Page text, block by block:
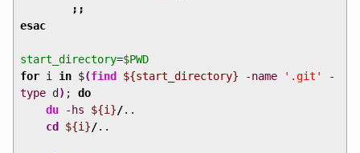
;;
esac
start_directory=$PWD
fori in$(find ${start_directory} -name '.git'
-
typed ) ; do
du
-hs ${i}/..
cd
${i}/..